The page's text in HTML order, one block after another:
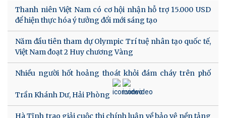
Thanh niên Việt Nam có cơ hội nhận hỗ trợ 15.000 USD
để hiện thực hóa ý tưởng đổi mới sáng tạo
Năm đầu tiên tham dự Olympic Trí tuệ nhân tạo quốc tế,
Việt Nam đoạt 2 Huy chương Vàng
Nhiều người hốt hoảng thoát khỏi đám cháy trên phố
Trần Khánh Dư, Hải Phòng
Hà Tĩnh trao giải cuộc thi chính luận về bảo vệ nền tảng